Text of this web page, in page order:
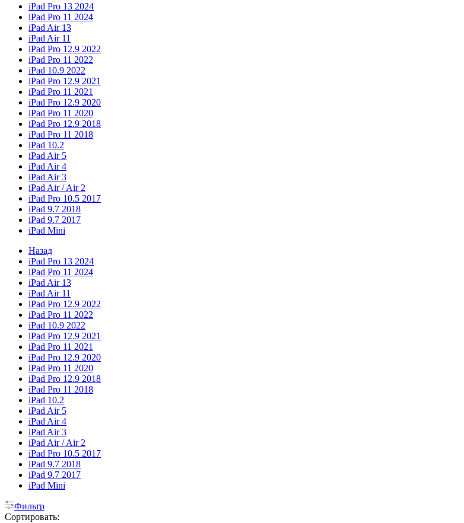
iPad Pro 13 2024
iPad Pro 11 2024
iPad Air 13
iPad Air 11
iPad Pro 12.9 2022
iPad Pro 11 2022
iPad 10.9 2022
iPad Pro 12.9 2021
iPad Pro 11 2021
iPad Pro 12.9 2020
iPad Pro 11 2020
iPad Pro 12.9 2018
iPad Pro 11 2018
iPad 10.2
iPad Air 5
iPad Air 4
iPad Air 3
iPad Air / Air 2
iPad Pro 10.5 2017
iPad 9.7 2018
iPad 9.7 2017
iPad Mini
Назад
iPad Pro 13 2024
iPad Pro 11 2024
iPad Air 13
iPad Air 11
iPad Pro 12.9 2022
iPad Pro 11 2022
iPad 10.9 2022
iPad Pro 12.9 2021
iPad Pro 11 2021
iPad Pro 12.9 2020
iPad Pro 11 2020
iPad Pro 12.9 2018
iPad Pro 11 2018
iPad 10.2
iPad Air 5
iPad Air 4
iPad Air 3
iPad Air / Air 2
iPad Pro 10.5 2017
iPad 9.7 2018
iPad 9.7 2017
iPad Mini
Фильтр
Сортировать: